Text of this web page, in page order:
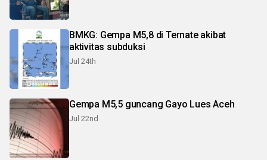
BMKG: Gempa M5,8 di Ternate akibat
aktivitas subduksi
Jul 24th
Gempa M5,5 guncang Gayo Lues Aceh
Jul 22nd